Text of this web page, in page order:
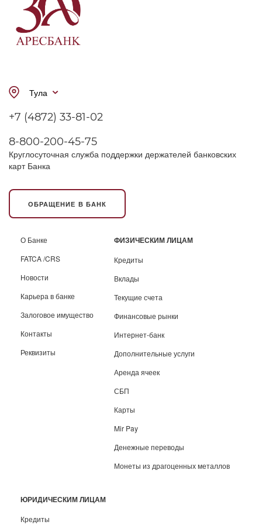
Тула
+7 (4872) 33-81-02
8-800-200-45-75
Круглосуточная служба поддержки держателей банковских
карт Банка
ОБРАЩЕНИЕ В БАНК
О Банке
FATCA /CRS
Новости
Карьера в банке
Залоговое имущество
Контакты
Реквизиты
ФИЗИЧЕСКИМ ЛИЦАМ
Кредиты
Вклады
Текущие счета
Финансовые рынки
Интернет-банк
Дополнительные услуги
Аренда ячеек
СБП
Карты
Mir Pay
Денежные переводы
Монеты из драгоценных металлов
ЮРИДИЧЕСКИМ ЛИЦАМ
Кредиты